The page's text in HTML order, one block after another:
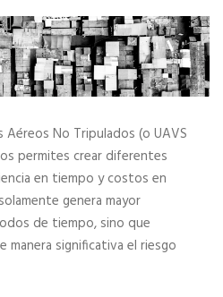
Aéreos No Tripulados (o UAVS
permites crear diferentes
en tiempo y costos en
genera mayor
de tiempo, sino que
manera significativa el riesgo